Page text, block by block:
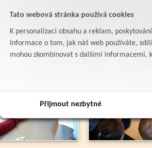
Tato webová stránka používá cookies
K personalizaci obsahu a reklam,
Informace o tom, jak náš web používáte,
mohou zkombinovat s dalšími informacemi,
Přijmout nezbytné
- 8. oddělení